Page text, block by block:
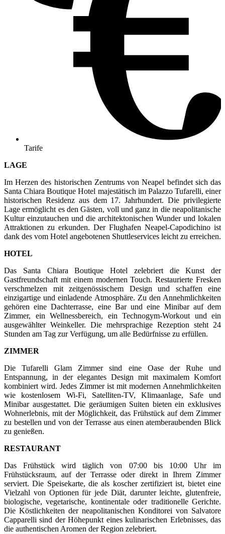
Tarife
LAGE
Im Herzen des historischen Zentrums von Neapel befindet sich das
Santa Chiara Boutique Hotel majestätisch im Palazzo Tufarelli, einer
historischen Residenz aus dem 17. Jahrhundert. Die privilegierte
Lage ermöglicht es den Gästen, voll und ganz in die neapolitanische
Kultur einzutauchen und die architektonischen Wunder und lokalen
Attraktionen zu erkunden. Der Flughafen Neapel-Capodichino ist
dank des vom Hotel angebotenen Shuttleservices leicht zu erreichen.
HOTEL
Das Santa Chiara Boutique Hotel zelebriert die Kunst der
Gastfreundschaft mit einem modernen Touch. Restaurierte Fresken
verschmelzen mit zeitgenössischem Design und schaffen eine
einzigartige und einladende Atmosphäre. Zu den Annehmlichkeiten
gehören eine Dachterrasse, eine Bar und eine Minibar auf dem
Zimmer, ein Wellnessbereich, ein Technogym-Workout und ein
ausgewählter Weinkeller. Die mehrsprachige Rezeption steht 24
Stunden am Tag zur Verfügung, um alle Bedürfnisse zu erfüllen.
ZIMMER
Die Tufarelli Glam Zimmer sind eine Oase der Ruhe und
Entspannung, in der elegantes Design mit maximalem Komfort
kombiniert wird. Jedes Zimmer ist mit modernen Annehmlichkeiten
wie kostenlosem Wi-Fi, Satelliten-TV, Klimaanlage, Safe und
Minibar ausgestattet. Die geräumigen Suiten bieten ein exklusives
Wohnerlebnis, mit der Möglichkeit, das Frühstück auf dem Zimmer
zu bestellen und von der Terrasse aus einen atemberaubenden Blick
zu genießen.
RESTAURANT
Das Frühstück wird täglich von 07:00 bis 10:00 Uhr im
Frühstücksraum, auf der Terrasse oder direkt in Ihrem Zimmer
serviert. Die Speisekarte, die als koscher zertifiziert ist, bietet eine
Vielzahl von Optionen für jede Diät, darunter leichte, glutenfreie,
biologische, vegetarische, kontinentale oder traditionelle Gerichte.
Die Köstlichkeiten der neapolitanischen Konditorei von Salvatore
Capparelli sind der Höhepunkt eines kulinarischen Erlebnisses, das
die authentischen Aromen der Region zelebriert.